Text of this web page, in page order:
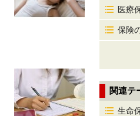
医療
保険
関連テ
生命